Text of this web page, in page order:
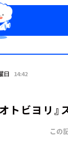
日 14:42
トビヨリ』
この